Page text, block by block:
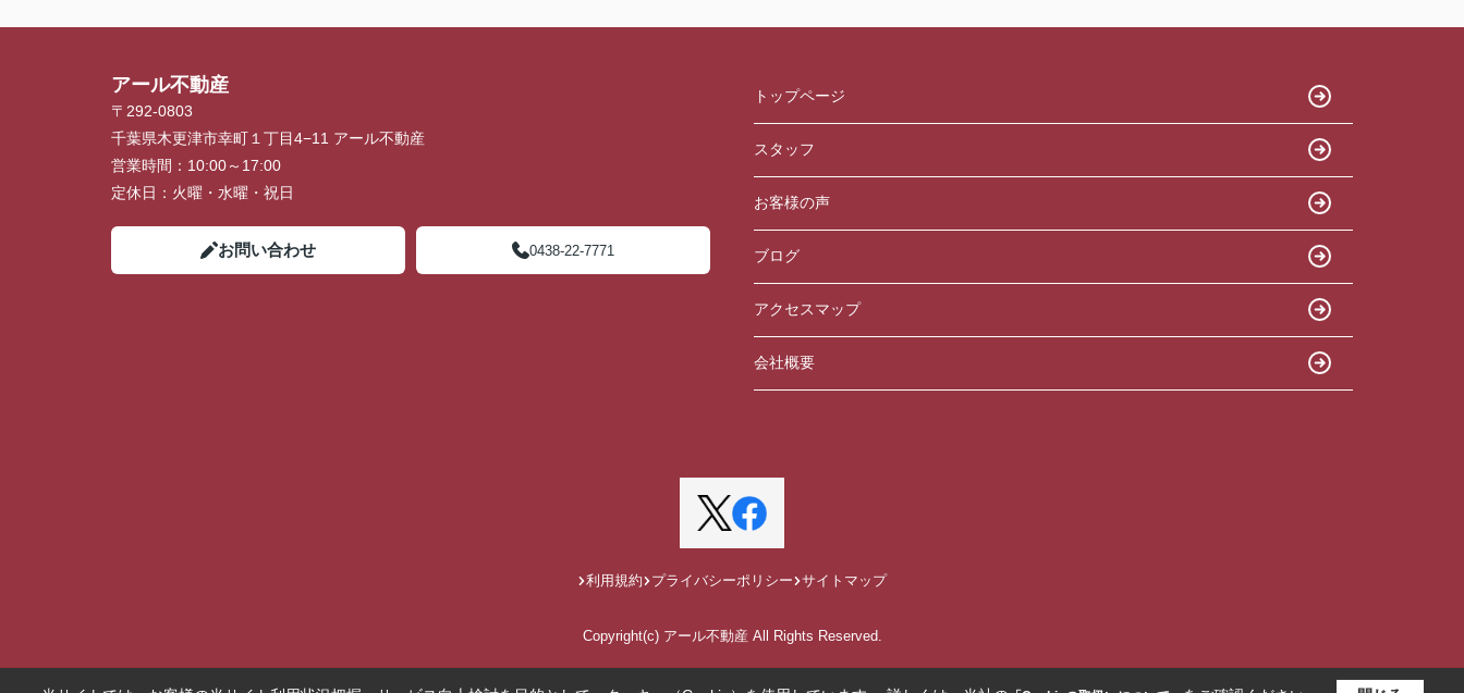
アール不動産
〒292-0803
千葉県木更津市幸町１丁目4−11 アール不動産
営業時間： 10:00～17:00
定休日： 火曜・水曜・祝日
お問い合わせ 0438-22-7771
トップページ
スタッフ
お客様の声
ブログ
アクセスマップ
会社概要
利用規約 プライバシーポリシー サイトマップ
Copyright(c) アール不動産 All Rights Reserved.